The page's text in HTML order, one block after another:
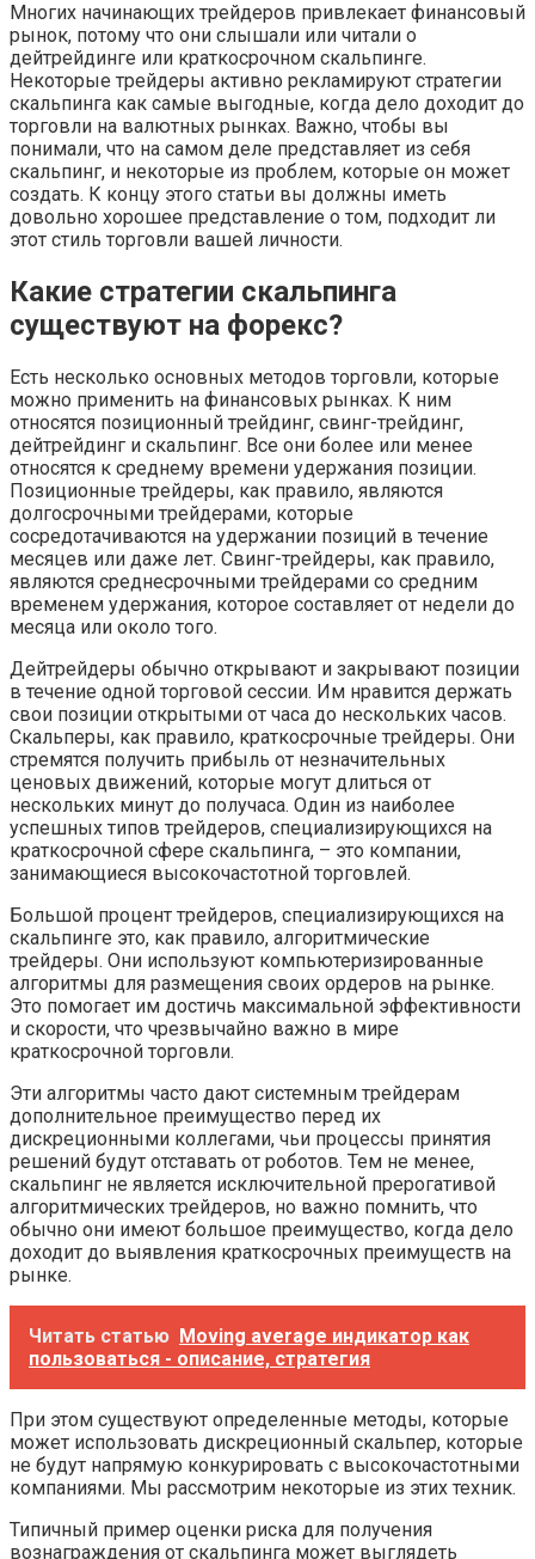
Многих начинающих трейдеров привлекает финансовый
рынок, потому что они слышали или читали о
дейтрейдинге или краткосрочном скальпинге.
Некоторые трейдеры активно рекламируют стратегии
скальпинга как самые выгодные, когда дело доходит до
торговли на валютных рынках. Важно, чтобы вы
понимали, что на самом деле представляет из себя
скальпинг, и некоторые из проблем, которые он может
создать. К концу этого статьи вы должны иметь
довольно хорошее представление о том, подходит ли
этот стиль торговли вашей личности.
Какие стратегии скальпинга
существуют на форекс?
Есть несколько основных методов торговли, которые
можно применить на финансовых рынках. К ним
относятся позиционный трейдинг, свинг-трейдинг,
дейтрейдинг и скальпинг. Все они более или менее
относятся к среднему времени удержания позиции.
Позиционные трейдеры, как правило, являются
долгосрочными трейдерами, которые
сосредотачиваются на удержании позиций в течение
месяцев или даже лет. Свинг-трейдеры, как правило,
являются среднесрочными трейдерами со средним
временем удержания, которое составляет от недели до
месяца или около того.
Дейтрейдеры обычно открывают и закрывают позиции
в течение одной торговой сессии. Им нравится держать
свои позиции открытыми от часа до нескольких часов.
Скальперы, как правило, краткосрочные трейдеры. Они
стремятся получить прибыль от незначительных
ценовых движений, которые могут длиться от
нескольких минут до получаса. Один из наиболее
успешных типов трейдеров, специализирующихся на
краткосрочной сфере скальпинга, – это компании,
занимающиеся высокочастотной торговлей.
Большой процент трейдеров, специализирующихся на
скальпинге это, как правило, алгоритмические
трейдеры. Они используют компьютеризированные
алгоритмы для размещения своих ордеров на рынке.
Это помогает им достичь максимальной эффективности
и скорости, что чрезвычайно важно в мире
краткосрочной торговли.
Эти алгоритмы часто дают системным трейдерам
дополнительное преимущество перед их
дискреционными коллегами, чьи процессы принятия
решений будут отставать от роботов. Тем не менее,
скальпинг не является исключительной прерогативой
алгоритмических трейдеров, но важно помнить, что
обычно они имеют большое преимущество, когда дело
доходит до выявления краткосрочных преимуществ на
рынке.
Читать статью Moving average индикатор как
пользоваться - описание, стратегия
При этом существуют определенные методы, которые
может использовать дискреционный скальпер, которые
не будут напрямую конкурировать с высокочастотными
компаниями. Мы рассмотрим некоторые из этих техник.
Типичный пример оценки риска для получения
вознаграждения от скальпинга может выглядеть